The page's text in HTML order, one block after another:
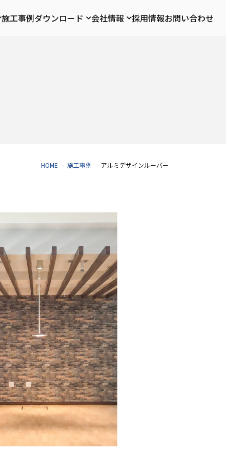
施工事例ダウンロード 会社情報 採用情報お問い合わせ
HOME 施工事例 アルミデザインルーバー